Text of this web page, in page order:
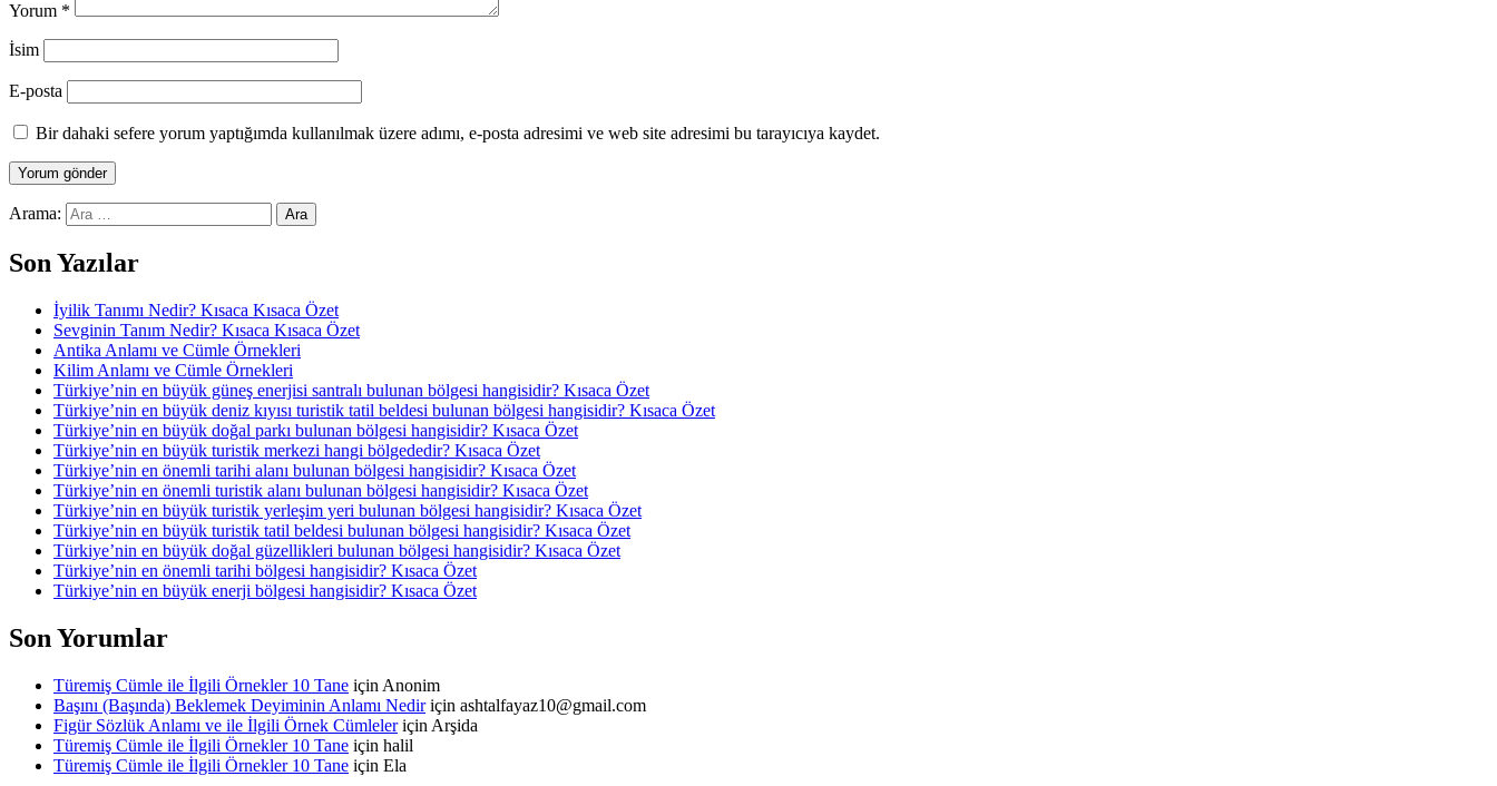
Yorum *
İsim
E-posta
Bir dahaki sefere yorum yaptığımda kullanılmak üzere adımı, e-posta adresimi ve web site adresimi bu tarayıcıya kaydet.
Arama:
Son Yazılar
İyilik Tanımı Nedir? Kısaca Kısaca Özet
Sevginin Tanım Nedir? Kısaca Kısaca Özet
Antika Anlamı ve Cümle Örnekleri
Kilim Anlamı ve Cümle Örnekleri
Türkiye’nin en büyük güneş enerjisi santralı bulunan bölgesi hangisidir? Kısaca Özet
Türkiye’nin en büyük deniz kıyısı turistik tatil beldesi bulunan bölgesi hangisidir? Kısaca Özet
Türkiye’nin en büyük doğal parkı bulunan bölgesi hangisidir? Kısaca Özet
Türkiye’nin en büyük turistik merkezi hangi bölgededir? Kısaca Özet
Türkiye’nin en önemli tarihi alanı bulunan bölgesi hangisidir? Kısaca Özet
Türkiye’nin en önemli turistik alanı bulunan bölgesi hangisidir? Kısaca Özet
Türkiye’nin en büyük turistik yerleşim yeri bulunan bölgesi hangisidir? Kısaca Özet
Türkiye’nin en büyük turistik tatil beldesi bulunan bölgesi hangisidir? Kısaca Özet
Türkiye’nin en büyük doğal güzellikleri bulunan bölgesi hangisidir? Kısaca Özet
Türkiye’nin en önemli tarihi bölgesi hangisidir? Kısaca Özet
Türkiye’nin en büyük enerji bölgesi hangisidir? Kısaca Özet
Son Yorumlar
Türemiş Cümle ile İlgili Örnekler 10 Tane için Anonim
Başını (Başında) Beklemek Deyiminin Anlamı Nediriçin ashtalfayaz10@gmail.com
Figür Sözlük Anlamı ve ile İlgili Örnek Cümleleriçin Arşida
Türemiş Cümle ile İlgili Örnekler 10 Tane için halil
Türemiş Cümle ile İlgili Örnekler 10 Tane için Ela